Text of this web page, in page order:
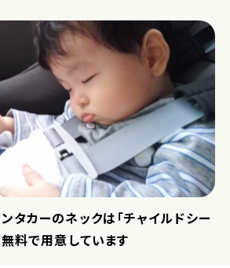
タカーのネックは「チャイルドシー
料で用意しています